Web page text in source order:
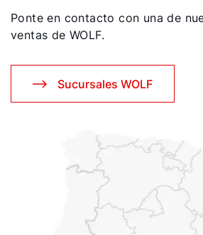
Ponte en contacto con una de
ventas de WOLF.
Sucursales WOLF